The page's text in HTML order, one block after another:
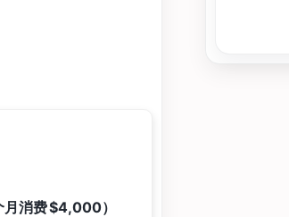
消费 $4,000）